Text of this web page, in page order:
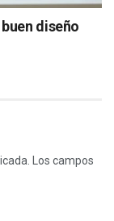
diseño
Los campos